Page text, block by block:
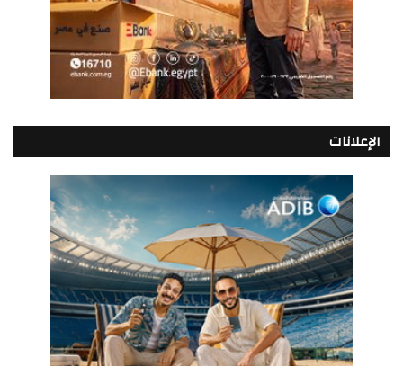
الإعلانات